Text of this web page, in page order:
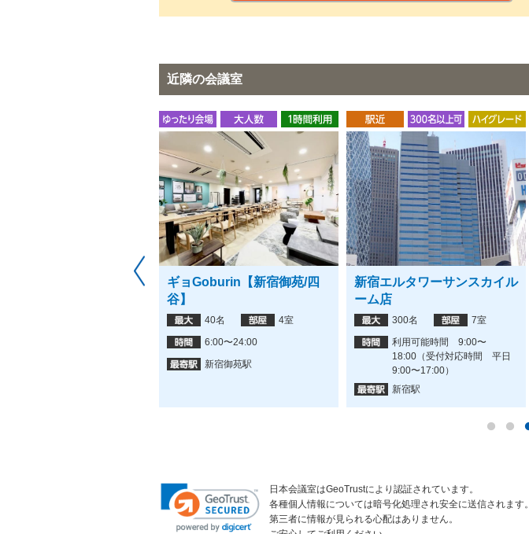
近隣の会議室
ギョGoburin【新宿御苑/四
谷】
40名
4室
6:00〜24:00
新宿御苑駅
新宿エルタワーサンスカイル
ーム店
300名
7室
利用可能時間 9:00〜
18:00（受付対応時間 平日
9:00〜17:00）
新宿駅
日本会議室はGeoTrustにより認証されています。
各種個人情報については暗号化処理され安全に送信されます。
第三者に情報が見られる心配はありません。